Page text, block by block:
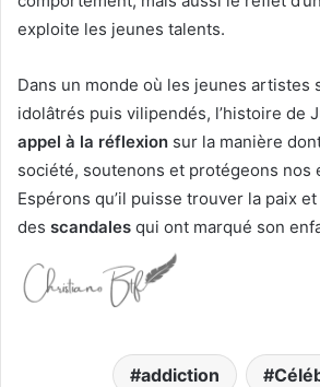
exploite les jeunes talents.
Dans un monde où les jeunes artistes
idolâtrés puis vilipendés, l’histoire de
appel à la réflexion sur la manière
société, soutenons et protégeons nos
Espérons qu’il puisse trouver la paix
des scandales qui ont marqué son
addiction